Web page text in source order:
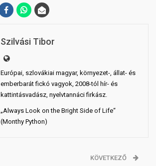
Szilvási Tibor
Európai, szlovákiai magyar, környezet-, állat- és
emberbarát fickó vagyok, 2008-tól hír- és
kattintásvadász, nyelvtannáci firkász.
„Always Look on the Bright Side of Life“
(Monthy Python)
KÖVETKEZŐ